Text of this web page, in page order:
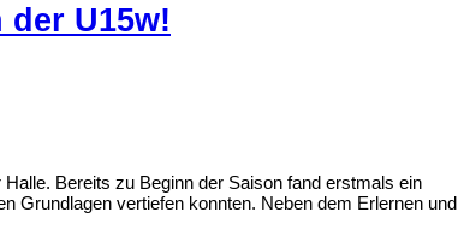
U15w!
Bereits zu Beginn der Saison fand erstmals ein
Grundlagen vertiefen konnten. Neben dem Erlernen und